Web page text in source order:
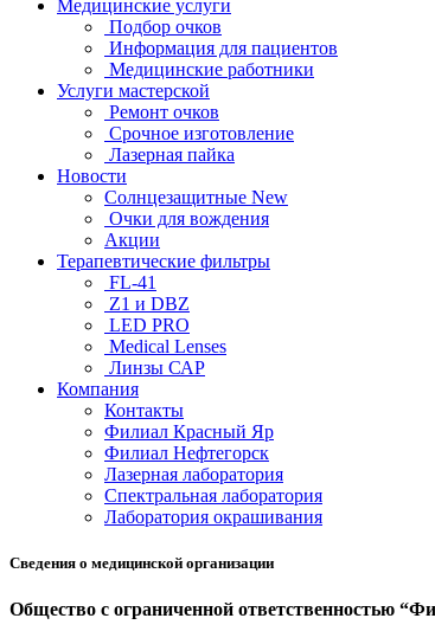
Медицинские услуги
Подбор очков
Информация для пациентов
Медицинские работники
Услуги мастерской
Ремонт очков
Срочное изготовление
Лазерная пайка
Новости
Солнцезащитные New
Очки для вождения
Акции
Терапевтические фильтры
FL-41
Z1 и DBZ
LED PRO
Medical Lenses
Линзы САР
Компания
Контакты
Филиал Красный Яр
Филиал Нефтегорск
Лазерная лаборатория
Спектральная лаборатория
Лаборатория окрашивания
Сведения о медицинской организации
Общество с ограниченной ответственностью